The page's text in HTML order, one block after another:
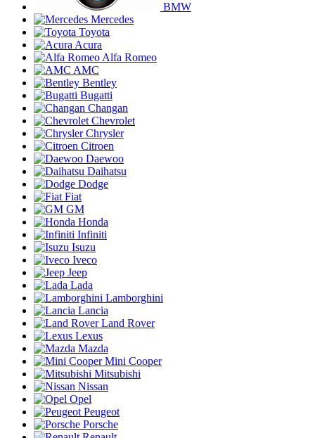
BMW
Mercedes
Toyota
Acura
Alfa Romeo
AMC
Bentley
Bugatti
Changan
Chevrolet
Chrysler
Citroen
Daewoo
Daihatsu
Dodge
Fiat
GM
Honda
Infiniti
Isuzu
Iveco
Jeep
Lada
Lamborghini
Lancia
Land Rover
Lexus
Mazda
Mini Cooper
Mitsubishi
Nissan
Opel
Peugeot
Porsche